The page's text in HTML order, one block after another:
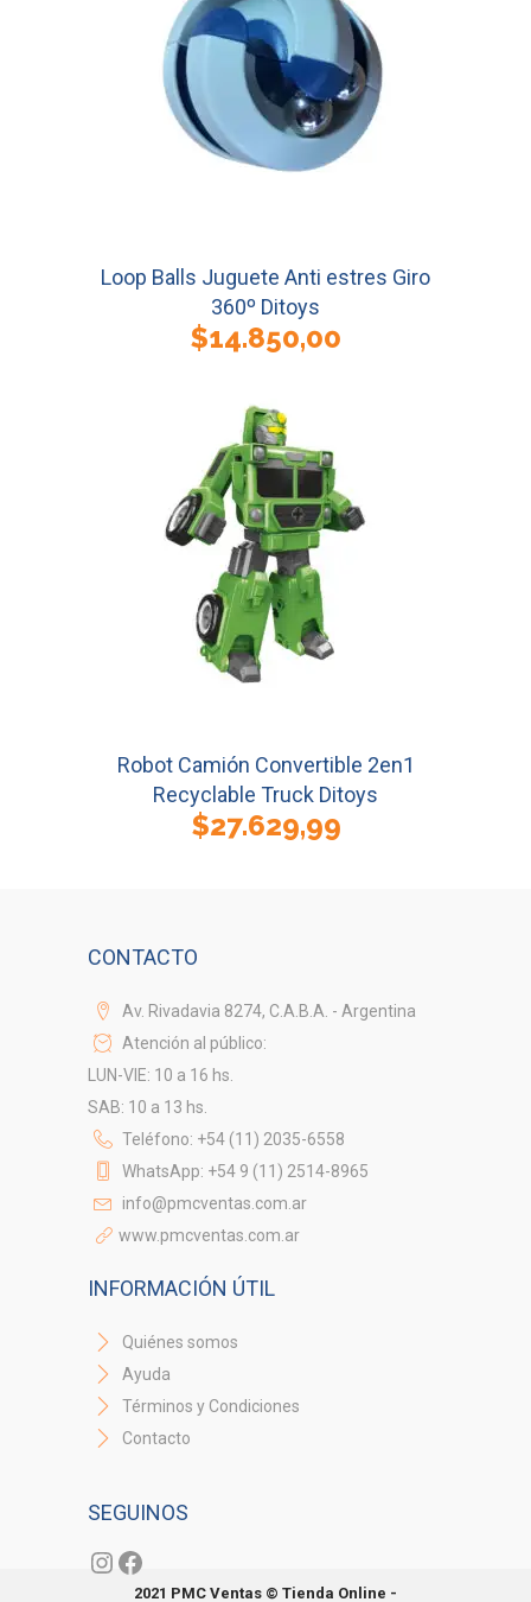
Loop Balls Juguete Anti estres Giro
360º Ditoys
$14.850,00
Robot Camión Convertible 2en1
Recyclable Truck Ditoys
$27.629,99
CONTACTO
Av. Rivadavia 8274, C.A.B.A. - Argentina
Atención al público:
LUN-VIE: 10 a 16 hs.
SAB: 10 a 13 hs.
Teléfono: +54 (11) 2035-6558
WhatsApp: +54 9 (11) 2514-8965
info@pmcventas.com.ar
www.pmcventas.com.ar
INFORMACIÓN ÚTIL
Quiénes somos
Ayuda
Términos y Condiciones
Contacto
SEGUINOS
Instagram
Facebook
2021 PMC Ventas © Tienda Online -